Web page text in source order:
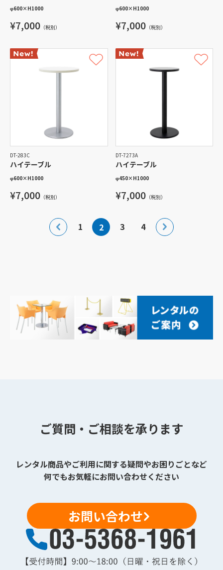
φ600× H1000
¥7,000 （税別）
φ600× H1000
¥7,000（税別）
DT-283C
ハイテーブル
φ600× H1000
¥7,000 （税別）
DT-7273A
ハイテーブル
φ450× H1000
¥7,000（税別）
り
1 2 3 4
ご質問・ご相談を承ります
レンタル商品やご利用に関する疑問やお困りごとなど
何でもお気軽にお問い合わせください
お問い合わせ